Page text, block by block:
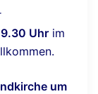
9.30 Uhr im
um